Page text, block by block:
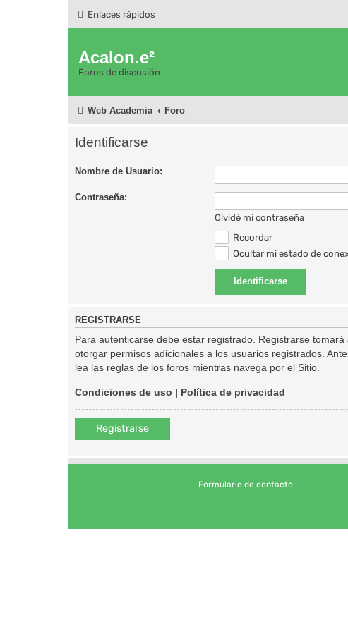
Enlaces rápidos
Acalon.e²
Foros de discusión
Web Academia Foro
Identificarse
Nombre de Usuario:
Contraseña:
Olvidé mi contraseña
Recordar
Ocultar mi estado de
REGISTRARSE
Para autenticarse debe estar registrado. Registrarse
otorgar permisos adicionales a los usuarios registrados.
lea las reglas de los foros mientras navega por el Sitio.
Condiciones de uso | Política de privacidad
Registrarse
Formulario de contacto